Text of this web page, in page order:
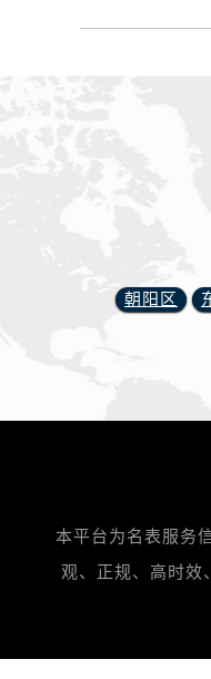
朝阳区
本平台为名表服务
观、正规、高时效